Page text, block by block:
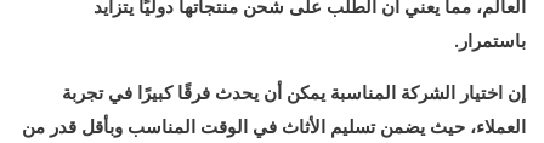
العالم، مما يعني أن الطلب على شحن منتجاتها دوليًا يتزايد
باستمرار.
إن اختيار الشركة المناسبة يمكن أن يحدث فرقًا كبيرًا في تجربة
العملاء، حيث يضمن تسليم الأثاث في الوقت المناسب وبأقل قدر من